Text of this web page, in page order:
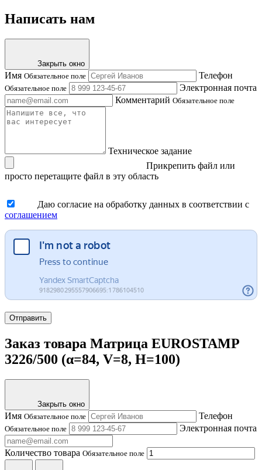
Написать нам
Закрыть окно
Имя Обязательное поле Телефон
Обязательное поле
Электронная почта
Комментарий Обязательное поле
Техническое задание
Прикрепить файл или
просто перетащите файл в эту область
Даю согласие на обработку данных в соответствии с
соглашением
Отправить
Заказ товара Матрица EUROSTAMP
3226/500 (α=84, V=8, H=100)
Закрыть окно
Имя Обязательное поле Телефон
Обязательное поле Электронная почта
Количество товара Обязательное поле